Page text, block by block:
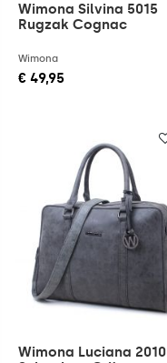
Wimona Silvina 5015
Rugzak Cognac
Wimona
€ 49,95
Wimona Luciana 2010